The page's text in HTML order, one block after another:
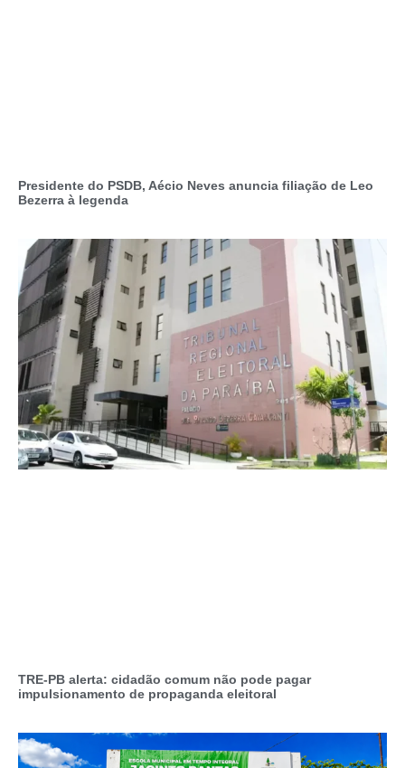
Presidente do PSDB, Aécio Neves anuncia filiação de Leo
Bezerra à legenda
TRE-PB alerta: cidadão comum não pode pagar
impulsionamento de propaganda eleitoral